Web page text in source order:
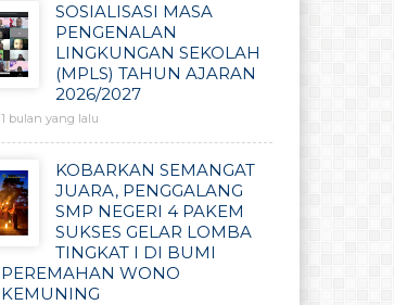
SOSIALISASI MASA
PENGENALAN
LINGKUNGAN SEKOLAH
(MPLS) TAHUN AJARAN
2026/2027
1 bulan yang lalu
KOBARKAN SEMANGAT
JUARA, PENGGALANG
SMP NEGERI 4 PAKEM
SUKSES GELAR LOMBA
TINGKAT I DI BUMI
PEREMAHAN WONO
KEMUNING